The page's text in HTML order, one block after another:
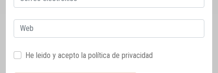
electrónico
Web
He leido y acepto la política de privacidad